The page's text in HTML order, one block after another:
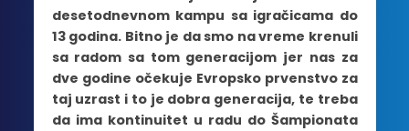
desetodnevnom kampu sa igračicama do
13 godina. Bitno je da smo na vreme krenuli
sa radom sa tom generacijom jer nas za
dve godine očekuje Evropsko prvenstvo za
taj uzrast i to je dobra generacija, te treba
da ima kontinuitet u radu do Šampionata